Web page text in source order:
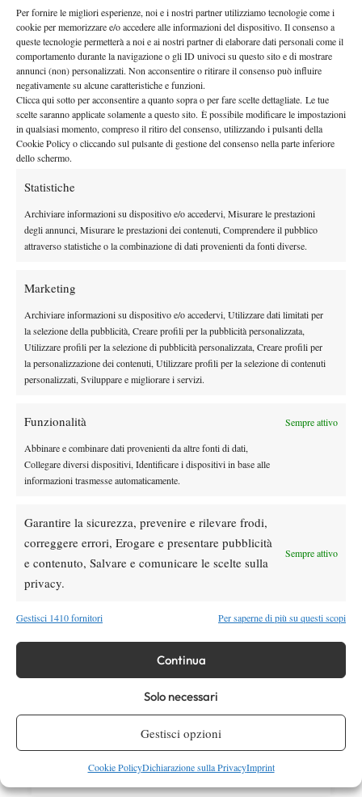
Per fornire le migliori esperienze, noi e i nostri partner utilizziamo tecnologie come i
cookie per memorizzare e/o accedere alle informazioni del dispositivo. Il consenso a
queste tecnologie permetterà a noi e ai nostri partner di elaborare dati personali come il
comportamento durante la navigazione o gli ID univoci su questo sito e di mostrare
annunci (non) personalizzati. Non acconsentire o ritirare il consenso può influire
negativamente su alcune caratteristiche e funzioni.
Clicca qui sotto per acconsentire a quanto sopra o per fare scelte dettagliate. Le tue
scelte saranno applicate solamente a questo sito. È possibile modificare le impostazioni
in qualsiasi momento, compreso il ritiro del consenso, utilizzando i pulsanti della
Cookie Policy o cliccando sul pulsante di gestione del consenso nella parte inferiore
dello schermo.
Statistiche
Archiviare informazioni su dispositivo e/o accedervi, Misurare le prestazioni
degli annunci, Misurare le prestazioni dei contenuti, Comprendere il pubblico
attraverso statistiche o la combinazione di dati provenienti da fonti diverse.
Marketing
Archiviare informazioni su dispositivo e/o accedervi, Utilizzare dati limitati per
la selezione della pubblicità, Creare profili per la pubblicità personalizzata,
Utilizzare profili per la selezione di pubblicità personalizzata, Creare profili per
la personalizzazione dei contenuti, Utilizzare profili per la selezione di contenuti
personalizzati, Sviluppare e migliorare i servizi.
Funzionalità Sempre attivo
Abbinare e combinare dati provenienti da altre fonti di dati,
Collegare diversi dispositivi, Identificare i dispositivi in base alle
informazioni trasmesse automaticamente.
Garantire la sicurezza, prevenire e rilevare frodi,
correggere errori, Erogare e presentare pubblicità
e contenuto, Salvare e comunicare le scelte sulla
privacy.
Sempre attivo
Gestisci 1410 fornitori Per saperne di più su questi scopi
Continua
Solo necessari
Gestisci opzioni
Cookie PolicyDichiarazione sulla PrivacyImprint
LA CRONACA COMPLETA
TAGGED:Andreas Seppi
Nessun commento
Devi essereconnessoper inviare un commento.
News Wta
WTA 1000 Toronto 2026, Alexandrova
elimina Sabalenka: sfiderà Svitolina ai quarti
Pegula ko a Toronto: Shnaider vola ai quarti
Atp News
Rinderknech interrotta, slittano anche
Atp News
SOCIAL
Facebook